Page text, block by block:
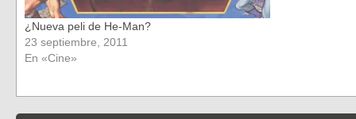
¿Nueva peli de He-Man?
23 septiembre, 2011
En «Cine»